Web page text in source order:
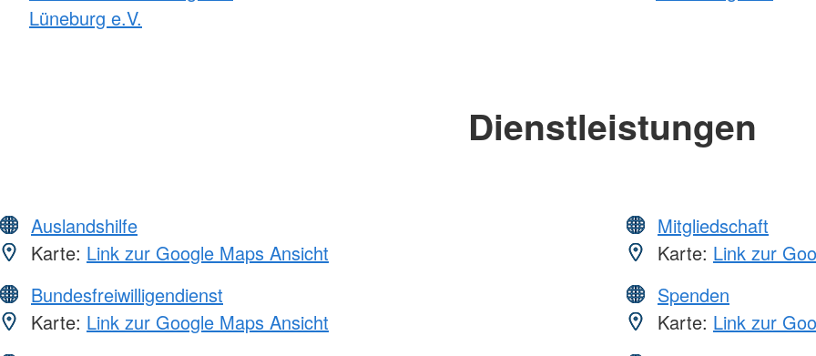
Lüneburg e.V.
Dienstleistungen
Auslandshilfe
Karte: Link zur Google Maps Ansicht
Bundesfreiwilligendienst
Karte: Link zur Google Maps Ansicht
Mitgliedschaft
Karte: Link zur
Spenden
Karte: Link zur